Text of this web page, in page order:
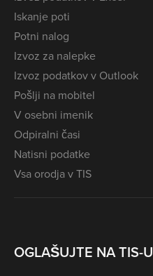
Iskanje poti
Potni nalog
Izvoz za nalepke
Izvoz podatkov v Outlook
Pošlji na mobitel
V osebni imenik
Odpiralni časi
Natisni podatke
Vsa orodja v TIS
OGLAŠUJTE NA TIS-U